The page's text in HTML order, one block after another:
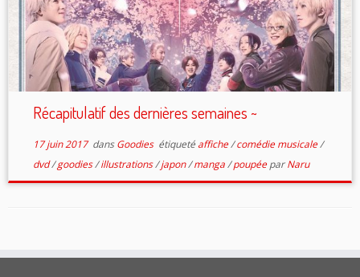
Récapitulatif des dernières semaines ~
17 juin 2017dansGoodies étiqueté affiche/comédie musicale/
dvd/goodies/illustrations/japon/manga/poupéeparNaru